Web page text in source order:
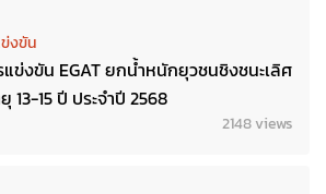
งขัน
แข่งขัน EGAT ยกน้ำหนักยุวชนชิงชนะเลิศ
13-15 ปี ประจำปี 2568
2148 views